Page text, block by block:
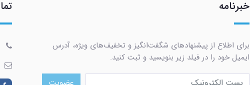
خبرنامه
برای اطلاع از پیشنهادهای شگفت‌انگیز و تخفیف‌های ویژه، آدرس
ایمیل خود را در فیلد زیر بنویسید و ثبت کنید.